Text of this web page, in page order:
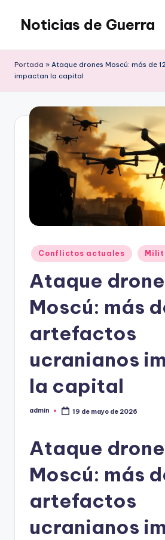
Saltar
contenido
Noticias de Guerra
Portada » Ataque drones Moscú: más de
impactan la capital
Publicado
en
Conflictos actuales
Ataque
Moscú: más
artefactos
ucranianos
la capital
Publicado
admin 19 de mayo de 2026
Ataque
Moscú: más
artefactos
ucranianos